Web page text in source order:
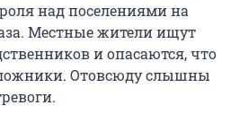
над поселениями на
Местные жители ищут
и опасаются, что
Отовсюду слышны